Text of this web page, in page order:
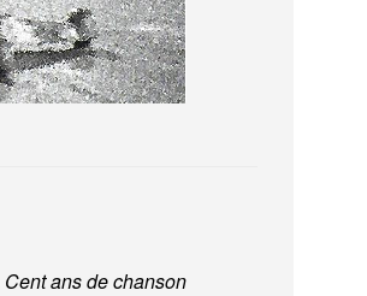
Cent ans de chanson